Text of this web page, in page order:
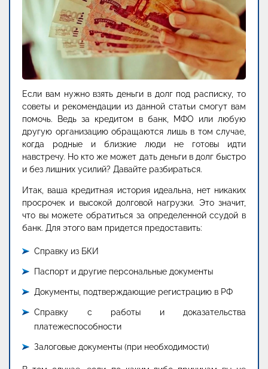
Если вам нужно взять деньги в долг под расписку, то
советы и рекомендации из данной статьи смогут вам
помочь. Ведь за кредитом в банк, МФО или любую
другую организацию обращаются лишь в том случае,
когда родные и близкие люди не готовы идти
навстречу. Но кто же может дать деньги в долг быстро
и без лишних усилий? Давайте разбираться.
Итак, ваша кредитная история идеальна, нет никаких
просрочек и высокой долговой нагрузки. Это значит,
что вы можете обратиться за определенной ссудой в
банк. Для этого вам придется предоставить:
Справку из БКИ
Паспорт и другие персональные документы
Документы, подтверждающие регистрацию в РФ
Справку с работы и доказательства
платежеспособности
Залоговые документы (при необходимости)